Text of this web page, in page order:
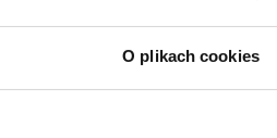
O plikach cookies